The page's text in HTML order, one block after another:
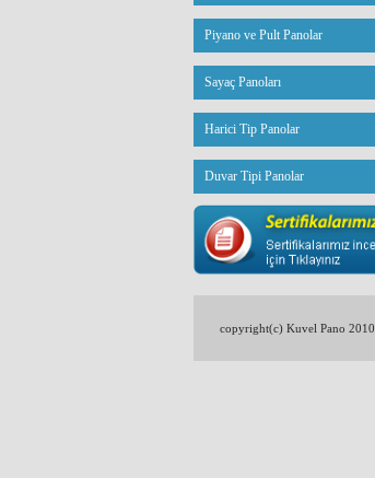
Piyano ve Pult Panolar
Sayaç Panoları
Harici Tip Panolar
Duvar Tipi Panolar
copyright(c) Kuvel Pano 2010